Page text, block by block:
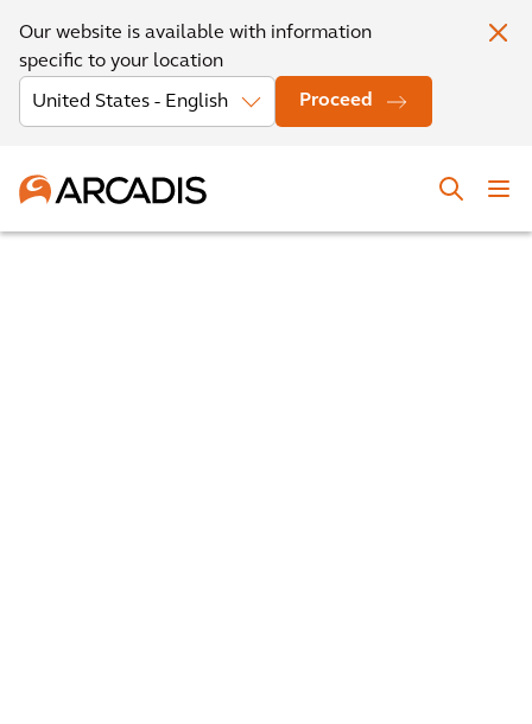
Our website is available with information
specific to your location
Proceed